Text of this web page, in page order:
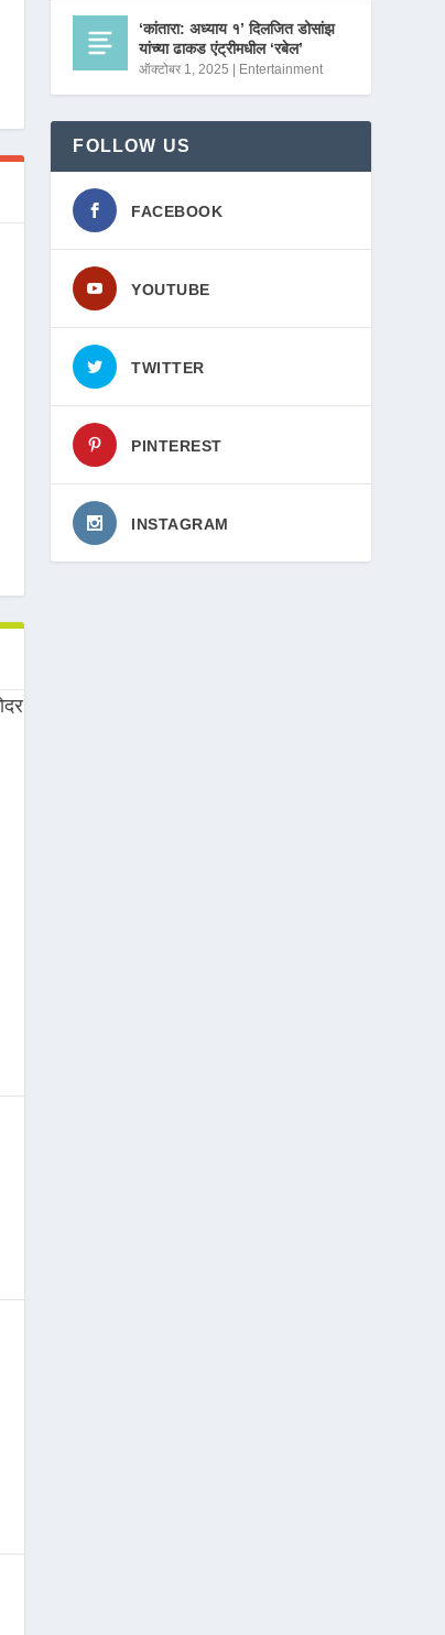
‘कांतारा: अध्याय १’ दिलजित डोसांझ
यांच्या ढाकड एंट्रीमधील ‘रबेल’
ऑक्टोबर 1, 2025 Entertainment
FOLLOW US
FACEBOOK
YOUTUBE
TWITTER
PINTEREST
INSTAGRAM